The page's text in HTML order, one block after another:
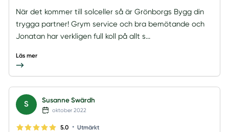
När det kommer till solceller så är Grönborgs Bygg din
trygga partner! Grym service och bra bemötande och
Jonatan har verkligen full koll på allt s...
Läs mer
S Susanne Swärdh
oktober 2022
5.0 • Utmärkt